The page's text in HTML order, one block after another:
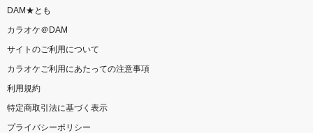
DAM★とも
カラオケ＠DAM
サイトのご利用について
カラオケご利用にあたっての注意事項
利用規約
特定商取引法に基づく表示
プライバシーポリシー